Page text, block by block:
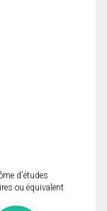
d'études
ou équivalent